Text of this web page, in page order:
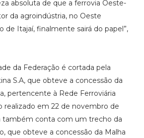
absoluta de que a ferrovia Oeste-
da agroindústria, no Oeste
de Itajaí, finalmente sairá do papel”,
da Federação é cortada pela
S.A, que obteve a concessão da
pertencente à Rede Ferroviária
realizado em 22 de novembro de
também conta com um trecho da
que obteve a concessão da Malha